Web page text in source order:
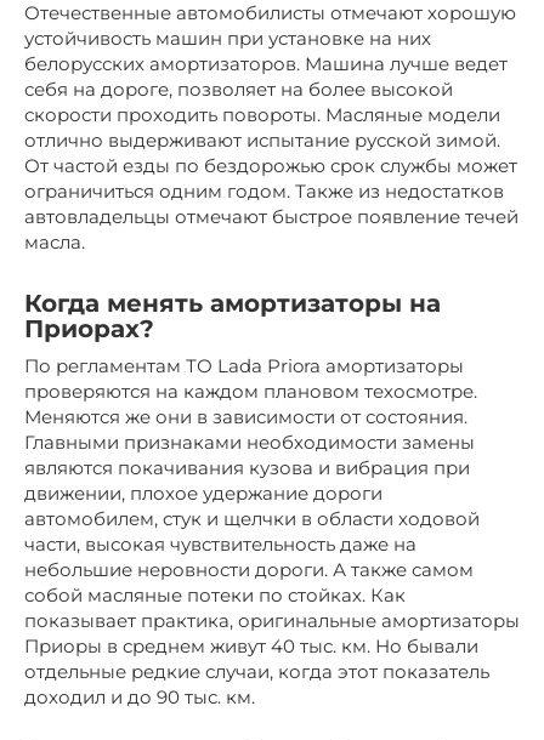
Отечественные автомобилисты отмечают хорошую
устойчивость машин при установке на них
белорусских амортизаторов. Машина лучше ведет
себя на дороге, позволяет на более высокой
скорости проходить повороты. Масляные модели
отлично выдерживают испытание русской зимой.
От частой езды по бездорожью срок службы может
ограничиться одним годом. Также из недостатков
автовладельцы отмечают быстрое появление течей
масла.
Когда менять амортизаторы на
Приорах?
По регламентам ТО Lada Priora амортизаторы
проверяются на каждом плановом техосмотре.
Меняются же они в зависимости от состояния.
Главными признаками необходимости замены
являются покачивания кузова и вибрация при
движении, плохое удержание дороги
автомобилем, стук и щелчки в области ходовой
части, высокая чувствительность даже на
небольшие неровности дороги. А также самом
собой масляные потеки по стойках. Как
показывает практика, оригинальные амортизаторы
Приоры в среднем живут 40 тыс. км. Но бывали
отдельные редкие случаи, когда этот показатель
доходил и до 90 тыс. км.